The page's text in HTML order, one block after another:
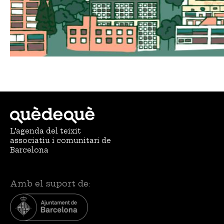
L’agenda del teixit
associatiu i comunitari de
Barcelona
Amb el suport de: